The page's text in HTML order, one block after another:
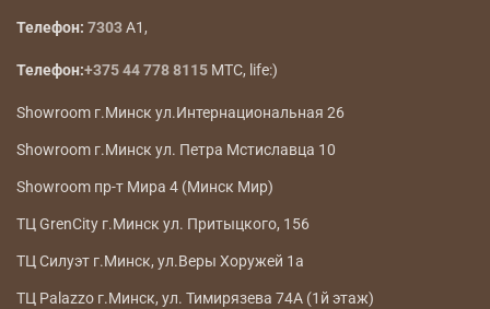
Телефон: 7303A1,
Телефон:+375 44 778 8115 МТС, life:)
Showroom г.Минск ул.Интернациональная 26
Showroom г.Минск ул. Петра Мстиславца 10
Showroom пр-т Мира 4 (Минск Мир)
ТЦ GrenCity г.Минск ул. Притыцкого, 156
ТЦ Силуэт г.Минск, ул.Веры Хоружей 1а
ТЦ Palazzo г.Минск, ул. Тимирязева 74А (1й этаж)